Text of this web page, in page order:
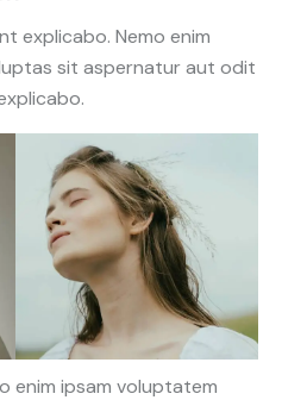
explicabo. Nemo enim
sit aspernatur aut odit
enim ipsam voluptatem